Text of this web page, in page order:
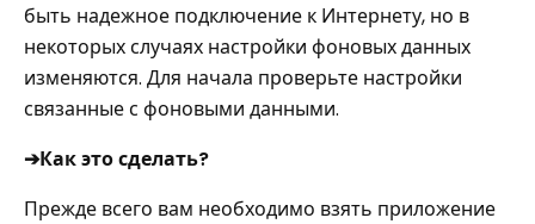
быть надежное подключение к Интернету, но в
некоторых случаях настройки фоновых данных
изменяются. Для начала проверьте настройки
связанные с фоновыми данными.
➔Как это сделать?
Прежде всего вам необходимо взять приложение